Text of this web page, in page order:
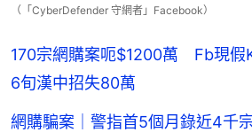
（「CyberDefender 守網者」Facebook）
170宗網購案呃$1200萬 Fb現
6旬漢中招失80萬
網購騙案｜警指首5個月錄近4千